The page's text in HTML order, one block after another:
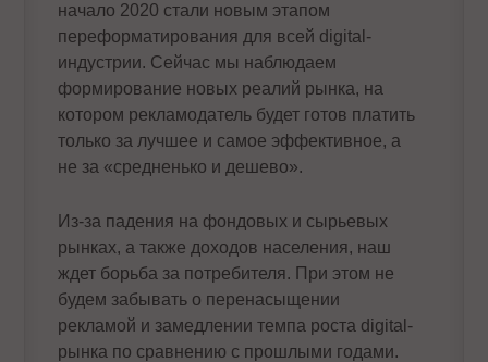
начало 2020 стали новым этапом
переформатирования для всей digital-
индустрии. Сейчас мы наблюдаем
формирование новых реалий рынка, на
котором рекламодатель будет готов платить
только за лучшее и самое эффективное, а
не за «средненько и дешево».
Из-за падения на фондовых и сырьевых
рынках, а также доходов населения, наш
ждет борьба за потребителя. При этом не
будем забывать о перенасыщении
рекламой и замедлении темпа роста digital-
рынка по сравнению с прошлыми годами.